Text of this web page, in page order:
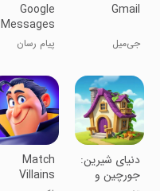
Gmail
جی‌میل
Google
Messages
پیام رسان
‏‏‏‏‏‏‏‏دنیای شیرین:
جورچین و
Match
Villains